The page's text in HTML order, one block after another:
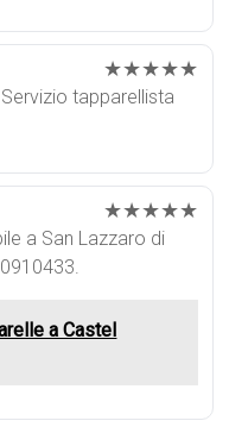
★★★★★
tapparellista
★★★★★
a San Lazzaro di
a Castel